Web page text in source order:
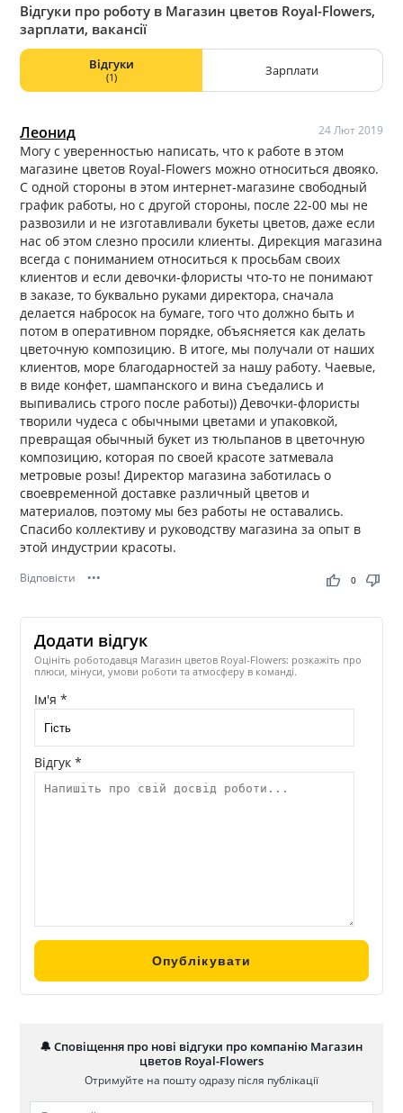
Відгуки про роботу в Магазин цветов Royal-Flowers,
зарплати, вакансії
Відгуки
(1) Зарплати
Леонид 24 Лют 2019
Могу с уверенностью написать, что к работе в этом
магазине цветов Royal-Flowers можно относиться двояко.
С одной стороны в этом интернет-магазине свободный
график работы, но с другой стороны, после 22-00 мы не
развозили и не изготавливали букеты цветов, даже если
нас об этом слезно просили клиенты. Дирекция магазина
всегда с пониманием относиться к просьбам своих
клиентов и если девочки-флористы что-то не понимают
в заказе, то буквально руками директора, сначала
делается набросок на бумаге, того что должно быть и
потом в оперативном порядке, объясняется как делать
цветочную композицию. В итоге, мы получали от наших
клиентов, море благодарностей за нашу работу. Чаевые,
в виде конфет, шампанского и вина съедались и
выпивались строго после работы)) Девочки-флористы
творили чудеса с обычными цветами и упаковкой,
превращая обычный букет из тюльпанов в цветочную
композицию, которая по своей красоте затмевала
метровые розы! Директор магазина заботилась о
своевременной доставке различный цветов и
материалов, поэтому мы без работы не оставались.
Спасибо коллективу и руководству магазина за опыт в
этой индустрии красоты.
Відповісти ••• thumb_up thumb_down
0
Додати відгук
Оцініть роботодавця Магазин цветов Royal-Flowers: розкажіть про
плюси, мінуси, умови роботи та атмосферу в команді.
Ім'я *
Відгук *
🔔 Сповіщення про нові відгуки про компанію Магазин
цветов Royal-Flowers
Отримуйте на пошту одразу після публікації